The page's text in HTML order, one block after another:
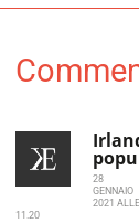
28
GENNAIO
2021 ALLE
11.20